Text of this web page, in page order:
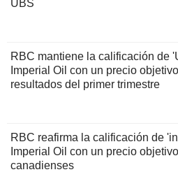
UBS
RBC mantiene la calificación de
Imperial Oil con un precio
resultados del primer trimestre
RBC reafirma la calificación de
Imperial Oil con un precio
canadienses